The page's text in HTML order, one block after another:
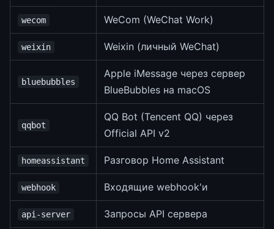
wecom WeCom (WeChat Work)
weixin Weixin (личный WeChat)
bluebubbles
Apple iMessage через сервер
BlueBubbles на macOS
qqbot
QQ Bot (Tencent QQ) через
Official API v2
homeassistant Разговор Home Assistant
webhook Входящие webhook'и
api-server Запросы API сервера